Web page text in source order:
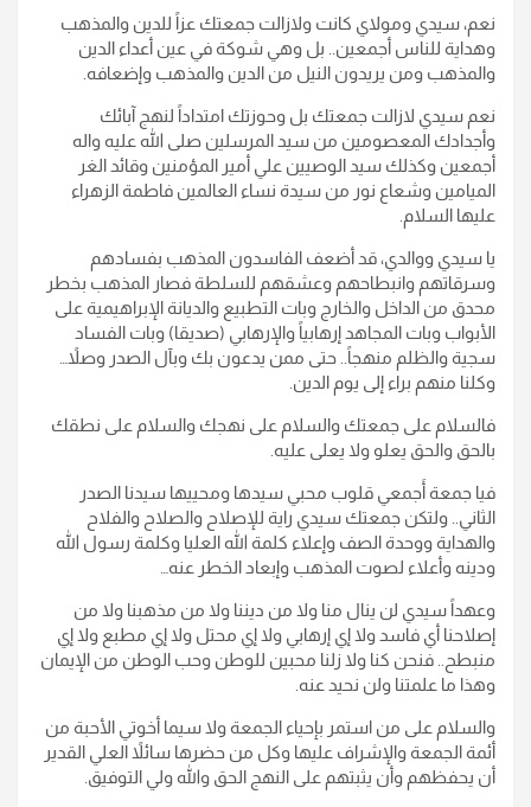
نعم، سيدي ومولاي كانت ولازالت جمعتك عزاً للدين والمذهب
وهداية للناس أجمعين.. بل وهي شوكة في عين أعداء الدين
والمذهب ومن يريدون النيل من الدين والمذهب وإضعافه.
نعم سيدي لازالت جمعتك بل وحوزتك امتداداً لنهج آبائك
وأجدادك المعصومين من سيد المرسلين صلى الله عليه واله
أجمعين وكذلك سيد الوصيين علي أمير المؤمنين وقائد الغر
الميامين وشعاع نور من سيدة نساء العالمين فاطمة الزهراء
عليها السلام.
يا سيدي ووالدي، قد أضعف الفاسدون المذهب بفسادهم
وسرقاتهم وانبطاحهم وعشقهم للسلطة فصار المذهب بخطر
محدق من الداخل والخارج وبات التطبيع والديانة الإبراهيمية على
الأبواب وبات المجاهد إرهابياً والإرهابي (صديقا) وبات الفساد
سجية والظلم منهجاً.. حتى ممن يدعون بك وبآل الصدر وصلاً…
وكلنا منهم براء إلى يوم الدين.
فالسلام على جمعتك والسلام على نهجك والسلام على نطقك
بالحق والحق يعلو ولا يعلى عليه.
فيا جمعة أَجمعي قلوب محبي سيدها ومحييها سيدنا الصدر
الثاني.. ولتكن جمعتك سيدي راية للإصلاح والصلاح والفلاح
والهداية ووحدة الصف وإعلاء كلمة الله العليا وكلمة رسول الله
ودينه وأعلاء لصوت المذهب وإبعاد الخطر عنه…
وعهداً سيدي لن ينال منا ولا من ديننا ولا من مذهبنا ولا من
إصلاحنا أي فاسد ولا إي إرهابي ولا إي محتل ولا إي مطبع ولا إي
منبطح.. فنحن كنا ولا زلنا محبين للوطن وحب الوطن من الإيمان
وهذا ما علمتنا ولن نحيد عنه.
والسلام على من استمر بإحياء الجمعة ولا سيما أخوتي الأحبة من
أئمة الجمعة والإشراف عليها وكل من حضرها سائلاً العلي القدير
أن يحفظهم وأن يثبتهم على النهج الحق والله ولي التوفيق.